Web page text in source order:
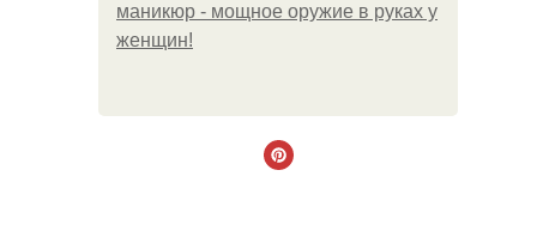
маникюр - мощное оружие в руках у
женщин!